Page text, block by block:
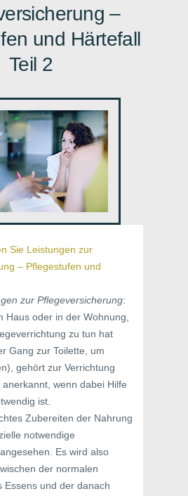
–
und Härtefall
Teil 2
Sie Leistungen zur
– Pflegestufen und
zur Pflegeversicherung:
Haus oder in der Wohnung,
zu tun hat
Gang zur Toilette, um
gehört zur Verrichtung
wenn dabei Hilfe
ist.
Zubereiten der Nahrung
notwendige
Es wird also
der normalen
Essens und der danach